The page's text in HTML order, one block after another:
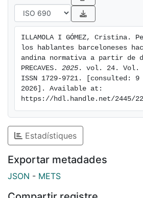
continuación, se examinan las
indirecta que ofrecen los
examinada, no solo de forma
la luz de las cuatro variables
conclusiones subrayan que, si
opiniones son positivas, los
son quienes mejor valoran la
mayoría de los aspectos
percepción lingüística; actitudes
xxi; variedad normativa andina;
ILLAMOLA I GÓMEZ, Cristina.
los hablantes barceloneses
andina normativa a partir de
PRECAVES. 2025 . vol. 24. Vol.
ISSN 1729-9721. [consulted:
2026]. Available at:
https://hdl.handle.net/2445/
Estadístiques
Exportar metadades
JSON - METS